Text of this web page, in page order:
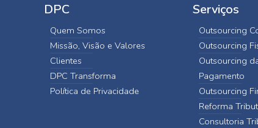
DPC
Quem Somos
Missão, Visão e Valores
Clientes
DPC Transforma
Política de Privacidade
Serviços
Outsourcing
Outsourcing
Outsourcing
Pagamento
Outsourcing
Reforma
Consultoria